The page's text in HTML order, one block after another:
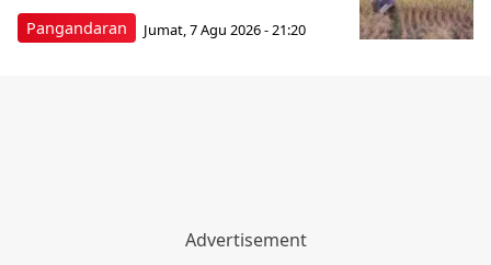
Pangandaran Jumat, 7 Agu 2026 - 21:20